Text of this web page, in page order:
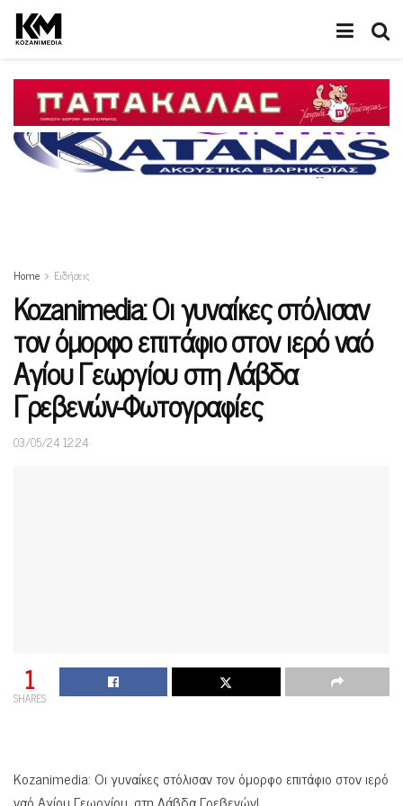
Home Ειδήσεις
Kozanimedia: Οι γυναίκες στόλισαν
τον όμορφο επιτάφιο στον ιερό ναό
Αγίου Γεωργίου στη Λάβδα
Γρεβενών-Φωτογραφίες
03/05/24 12:24
1
SHARES
Kozanimedia: Οι γυναίκες στόλισαν τον όμορφο επιτάφιο στον ιερό